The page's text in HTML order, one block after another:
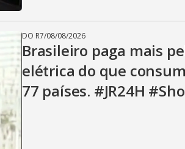
d
e
o
DO R7/08/08/2026
Brasileiro paga mais
elétrica do que
77 países. #JR24H